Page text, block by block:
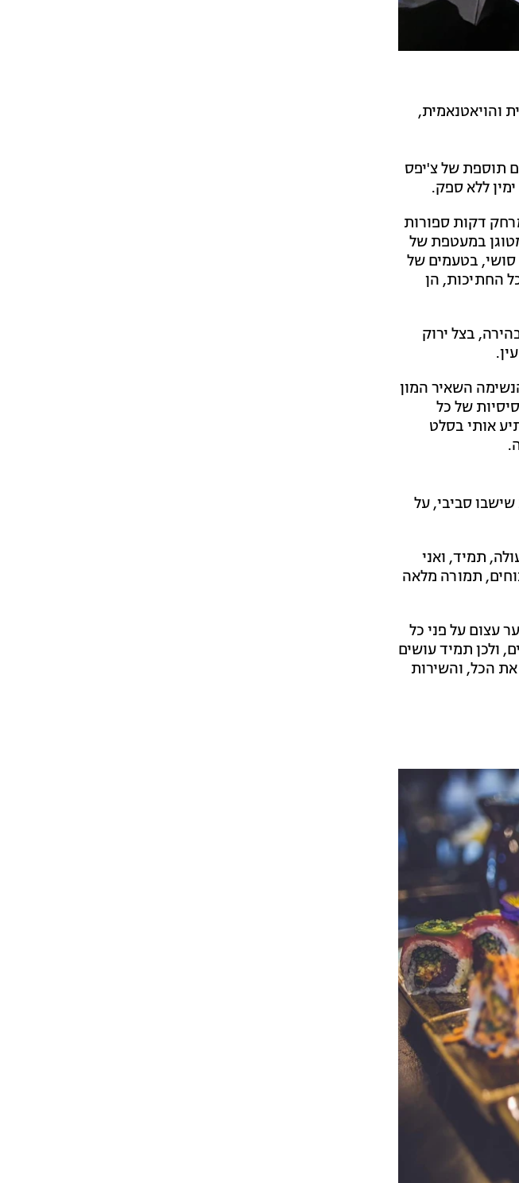
והויאטנאמית,
תוספת של צ'יפס
ללא ספק.
דקות ספורות
במעטפת של
קומבו, קומבינציה שכוללת 10 יחידות של סושי, בטעמים של
החתיכות, הן
בצל ירוק
השאיר המון
של כל
אותי בסלט
סביבי, על
תמיד, ואני
תמורה מלאה
עצום על פני כל
ולכן תמיד עושים
הכל, והשירות